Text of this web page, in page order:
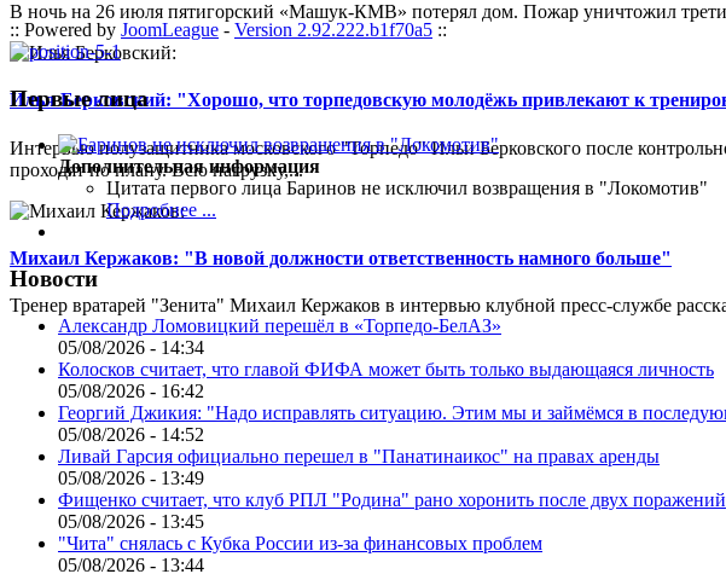
В ночь на 26 июля пятигорский «Машук-КМВ» потерял дом. Пожар уничтожил
Илья Берковский: "Хорошо, что торпедовскую молодёжь привлекают к
Интервью полузащитника московского "Торпедо" Ильи Берковского после
проходят по плану. Всю нагрузку,...
Михаил Кержаков: "В новой должности ответственность намного больше"
Тренер вратарей "Зенита" Михаил Кержаков в интервью клубной пресс-службе
:: Powered by JoomLeague - Version 2.92.222.b1f70a5 ::
Первые лица
Дополнительная информация
Цитата первого лица Баринов не исключил возвращения в "Локомотив"
Подробнее ...
Новости
Александр Ломовицкий перешёл в «Торпедо-БелАЗ»
05/08/2026 - 14:34
Колосков считает, что главой ФИФА может быть только выдающаяся личность
05/08/2026 - 16:42
Георгий Джикия: "Надо исправлять ситуацию. Этим мы и займёмся в
05/08/2026 - 14:52
Ливай Гарсия официально перешел в "Панатинаикос" на правах аренды
05/08/2026 - 13:49
Фищенко считает, что клуб РПЛ "Родина" рано хоронить после двух поражений
05/08/2026 - 13:45
"Чита" снялась с Кубка России из-за финансовых проблем
05/08/2026 - 13:44